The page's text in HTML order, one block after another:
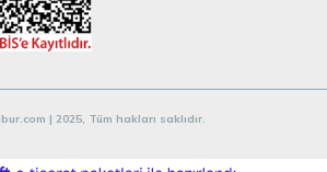
üzerinden bize ulaşabilir veya canlı destek
alabilirsiniz. Siz değerli müşterilerimizin memnuniyeti, en
ihtiyaçlarınızı karşılamak için buradayız.
| 2025, Tüm hakları saklıdır.